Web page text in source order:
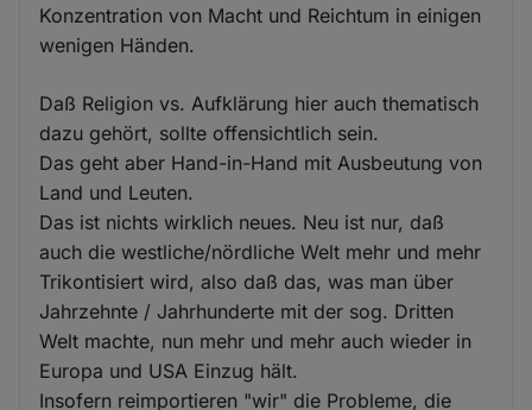
Konzentration von Macht und Reichtum in einigen
wenigen Händen.
Daß Religion vs. Aufklärung hier auch thematisch
dazu gehört, sollte offensichtlich sein.
Das geht aber Hand-in-Hand mit Ausbeutung von
Land und Leuten.
Das ist nichts wirklich neues. Neu ist nur, daß
auch die westliche/nördliche Welt mehr und mehr
Trikontisiert wird, also daß das, was man über
Jahrzehnte / Jahrhunderte mit der sog. Dritten
Welt machte, nun mehr und mehr auch wieder in
Europa und USA Einzug hält.
Insofern reimportieren "wir" die Probleme, die